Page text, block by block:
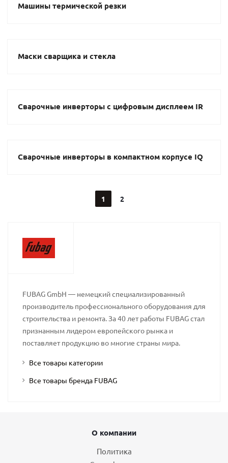
Машины термической резки
Маски сварщика и стекла
Сварочные инверторы с цифровым дисплеем IR
Сварочные инверторы в компактном корпусе IQ
1 2
FUBAG GmbH — немецкий специализированный
производитель профессионального оборудования для
строительства и ремонта. За 40 лет работы FUBAG стал
признанным лидером европейского рынка и
поставляет продукцию во многие страны мира.
Все товары категории
Все товары бренда FUBAG
О компании
Политика